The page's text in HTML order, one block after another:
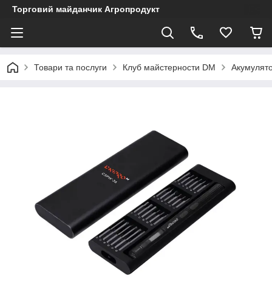
Торговий майданчик Агропродукт
Товари та послуги Клуб майстерности DM